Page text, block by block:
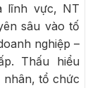
lĩnh vực, NT
sâu vào tố
nghiệp –
Thấu hiểu
nhân, tổ chức